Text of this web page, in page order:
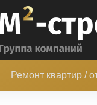
Ремонт квартир /